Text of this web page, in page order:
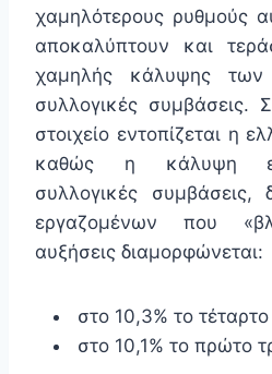
χαμηλότερους ρυθμούς
αποκαλύπτουν και
χαμηλής κάλυψης των
συλλογικές συμβάσεις.
στοιχείο εντοπίζεται η
καθώς η κάλυψη
συλλογικές
εργαζομένων που
αυξήσεις διαμορφώνεται:
στο 10,3% το
στο 10,1% το πρώτο